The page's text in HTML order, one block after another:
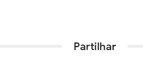
Partilhar